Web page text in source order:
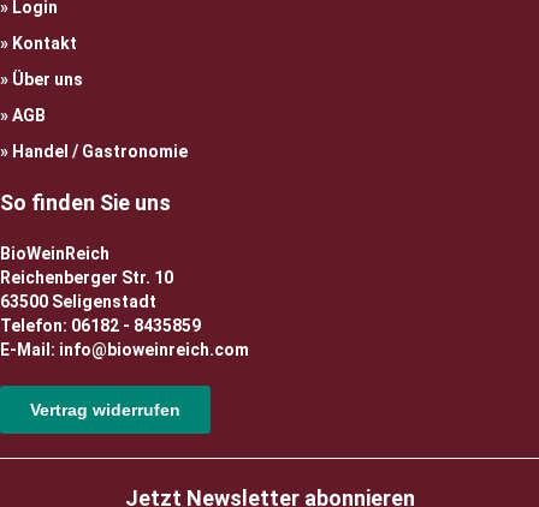
Login
Kontakt
Über uns
AGB
Handel / Gastronomie
So finden Sie uns
BioWeinReich
Reichenberger Str. 10
63500 Seligenstadt
Telefon: 06182 - 8435859
E-Mail: info@bioweinreich.com
Vertrag widerrufen
Jetzt Newsletter abonnieren